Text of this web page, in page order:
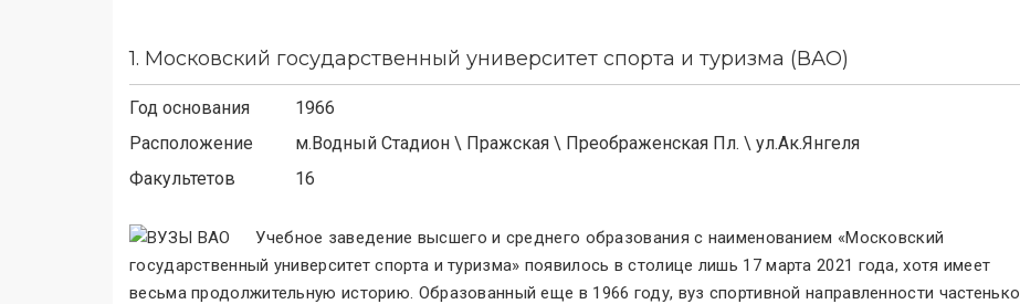
1. Московский государственный университет спорта и туризма (ВАО)
Год основания
1966
Расположение
м.Водный Стадион \ Пражская \ Преображенская Пл. \ ул.Ак.Янгеля
Факультетов
16
Учебное заведение высшего и среднего образования с наименованием «Московский
государственный университет спорта и туризма» появилось в столице лишь 17 марта 2021 года, хотя имеет
весьма продолжительную историю. Образованный еще в 1966 году, вуз спортивной направленности частенько